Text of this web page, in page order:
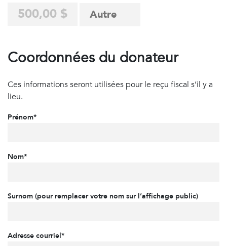
500,00 $
Coordonnées du donateur
Ces informations seront utilisées pour le reçu fiscal s’il y a
lieu.
Prénom*
Nom*
Surnom (pour remplacer votre nom sur l’affichage public)
Adresse courriel*